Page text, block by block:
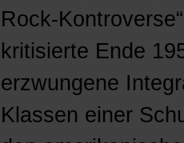
Rock-
kritisierte Ende
erzwungene
Klassen einer